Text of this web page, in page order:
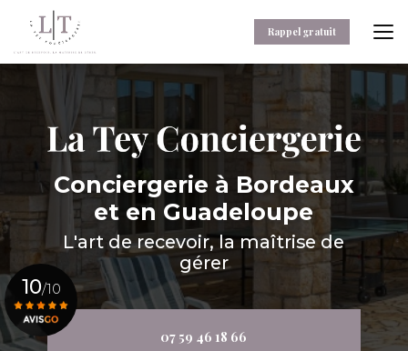
contenu
principal
Rappel gratuit
Conciergerie à Bordeaux
et en Guadeloupe
L'art de recevoir, la maîtrise de
gérer
07 59 46 18 66
10/10
Voir le certificat